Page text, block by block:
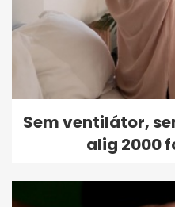
Sem ventilátor,
alig 2000